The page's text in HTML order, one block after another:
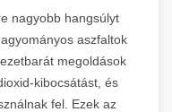
nagyobb hangsúlyt
aszfaltok
megoldások
kibocsátást, és
fel. Ezek az